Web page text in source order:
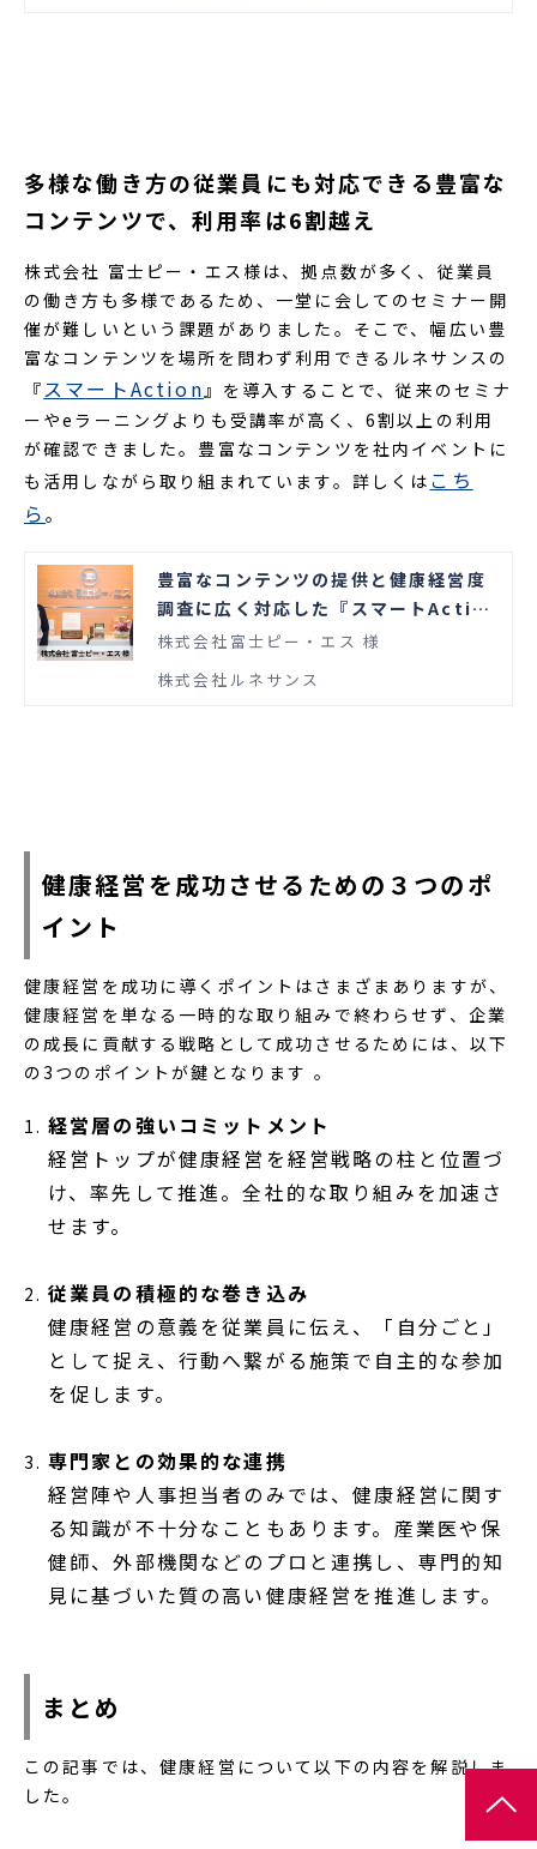
多様な働き方の従業員にも対応できる豊富な
コンテンツで、利用率は6割越え
株式会社 富士ピー・エス様は、拠点数が多く、従業員
の働き方も多様であるため、一堂に会してのセミナー開
催が難しいという課題がありました。そこで、幅広い豊
富なコンテンツを場所を問わず利用できるルネサンスの
『スマートAction』を導入することで、従来のセミナ
ーやeラーニングよりも受講率が高く、6割以上の利用
が確認できました。豊富なコンテンツを社内イベントに
も活用しながら取り組まれています。詳しくは こち
ら。
豊富なコンテンツの提供と健康経営度
調査に広く対応した『スマートAction
スタンダードプラン』で利用者は6割超
株式会社富士ピー・エス 様
株式会社ルネサンス
健康経営を成功させるための３つのポ
イント
健康経営を成功に導くポイントはさまざまありますが、
健康経営を単なる一時的な取り組みで終わらせず、企業
の成長に貢献する戦略として成功させるためには、以下
の3つのポイントが鍵となります 。
経営層の強いコミットメント
経営トップが健康経営を経営戦略の柱と位置づ
け、率先して推進。全社的な取り組みを加速さ
せます。
従業員の積極的な巻き込み
健康経営の意義を従業員に伝え、「自分ごと」
として捉え、行動へ繋がる施策で自主的な参加
を促します。
専門家との効果的な連携
経営陣や人事担当者のみでは、健康経営に関す
る知識が不十分なこともあります。産業医や保
健師、外部機関などのプロと連携し、専門的知
見に基づいた質の高い健康経営を推進します。
まとめ
この記事では、健康経営について以下の内容を解説しま
した。